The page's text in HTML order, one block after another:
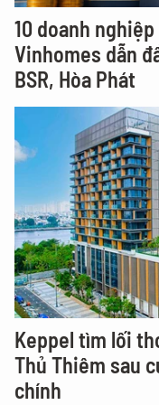
10 doanh
Vinhomes dẫn
BSR, Hòa Phát
Keppel tìm lối
Thủ Thiêm sau
chính